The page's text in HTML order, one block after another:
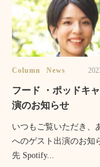
Column News
フード ・ポッドキ
演のお知らせ
いつもご覧いただき、
へのゲスト出演のお知
先 Spotify...